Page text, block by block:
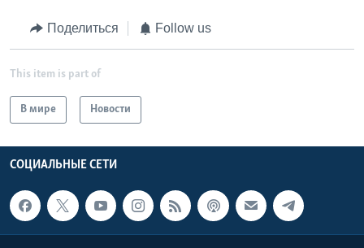
Поделиться Follow us
This item is part of
В мире Новости
СОЦИАЛЬНЫЕ СЕТИ